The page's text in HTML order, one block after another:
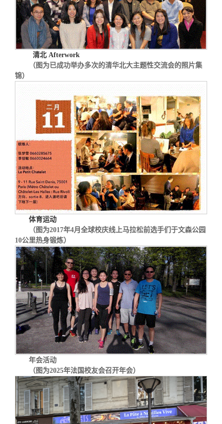
清北Afterwork
（图为已成功举办多次的清华北大主题性交流会的照片集
锦）
体育运动
（图为2017年4月全球校庆线上马拉松前选手们于文森公园
10公里热身锻炼）
年会活动
（图为2025年法国校友会召开年会）